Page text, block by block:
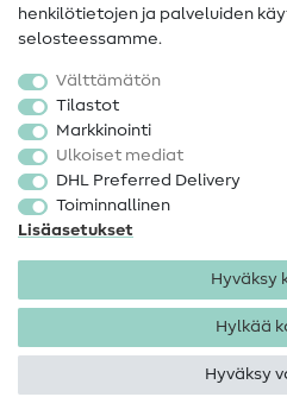
Suosittu
Kankaat
Ompelutarvikkeet
Ale
henkilötietojen ja palveluiden
selosteessamme.
Välttämätön
Tilastot
Markkinointi
Ulkoiset mediat
DHL Preferred Delivery
Toiminnallinen
Lisäasetukset
Hyväksy
Hylkää
Hyväksy
Tietosuoja
Peruutusoikeus
Tekijänoikeus 2026 SewIY GmbH